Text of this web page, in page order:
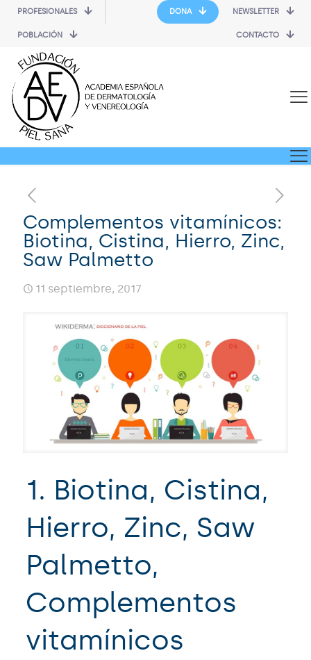
PROFESIONALES
POBLACIÓN
DONA NEWSLETTER
CONTACTO
Complementos vitamínicos:
Biotina, Cistina, Hierro, Zinc,
Saw Palmetto
11 septiembre, 2017
1. Biotina, Cistina,
Hierro, Zinc, Saw
Palmetto,
Complementos
vitamínicos